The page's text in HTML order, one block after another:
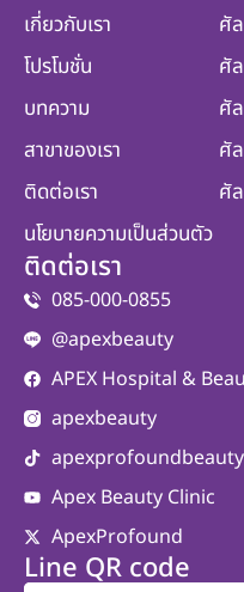
เกี่ยวกับเรา
โปรโมชั่น
บทความ
สาขาของเรา
ติดต่อเรา
นโยบายความเป็นส่วนตัว
ศั
ศั
ศั
ศั
ศั
ติดต่อเรา
085-000-0855
@apexbeauty
APEX Hospital &
apexbeauty
apexprofoundbeauty
Apex Beauty Clinic
ApexProfound
Line QR code